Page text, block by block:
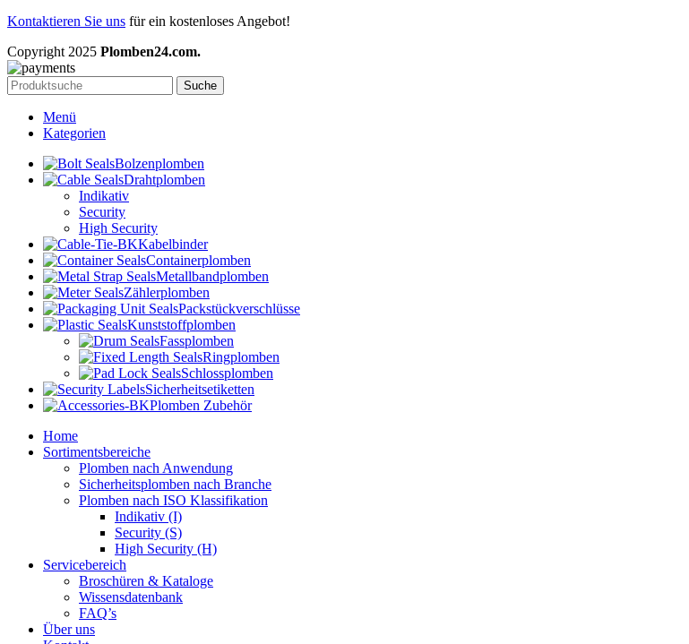
Kontaktieren Sie uns für ein kostenloses Angebot!
Copyright 2025 Plomben24.com.
Suche
Menü
Kategorien
Bolzenplomben
Drahtplomben
Indikativ
Security
High Security
Kabelbinder
Containerplomben
Metallbandplomben
Zählerplomben
Packstückverschlüsse
Kunststoffplomben
Fassplomben
Ringplomben
Schlossplomben
Sicherheitsetiketten
Plomben Zubehör
Home
Sortimentsbereiche
Plomben nach Anwendung
Sicherheitsplomben nach Branche
Plomben nach ISO Klassifikation
Indikativ (I)
Security (S)
High Security (H)
Servicebereich
Broschüren & Kataloge
Wissensdatenbank
FAQ’s
Über uns